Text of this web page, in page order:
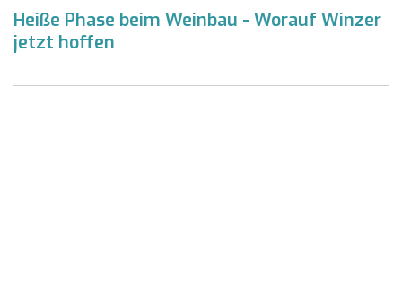
Heiße Phase beim Weinbau - Worauf Winzer
jetzt hoffen